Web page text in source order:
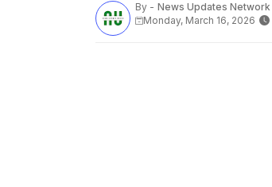
By - News Updates Network
Monday, March 16, 2026